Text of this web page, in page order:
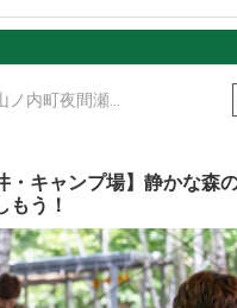
夜間瀬11700-96
・キャンプ場】静かな森
もう！